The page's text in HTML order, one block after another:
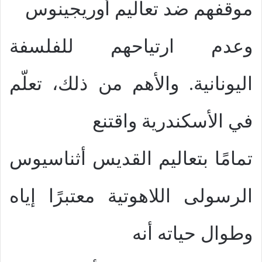
موقفهم ضد تعاليم أوريجينوس
وعدم ارتياحهم للفلسفة
اليونانية. والأهم من ذلك، تعلّم
في الأسكندرية واقتنع
تمامًا بتعاليم القديس أثناسيوس
الرسولى اللاهوتية معتبرًا إياه
وطوال حياته أنه